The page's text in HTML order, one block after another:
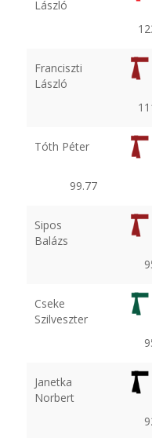
László
Franciszti
László
Tóth Péter
99.77
Sipos
Balázs
Cseke
Szilveszter
Janetka
Norbert